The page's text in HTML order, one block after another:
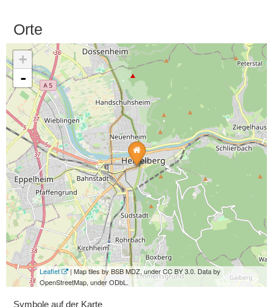
Orte
+
-
Leaflet
| Map tiles by BSB MDZ, under CC BY 3.0. Data by
OpenStreetMap, under ODbL.
Symbole auf der Karte